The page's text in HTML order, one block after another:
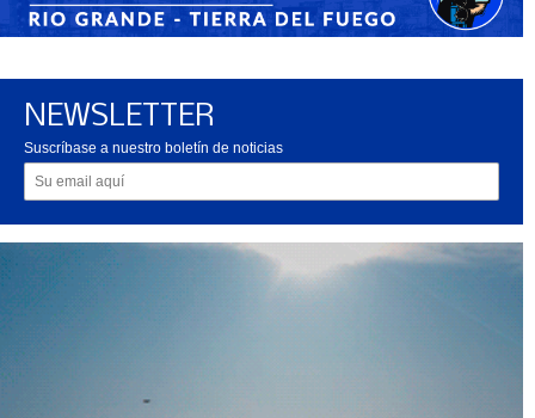
NEWSLETTER
Suscríbase a nuestro boletín de noticias